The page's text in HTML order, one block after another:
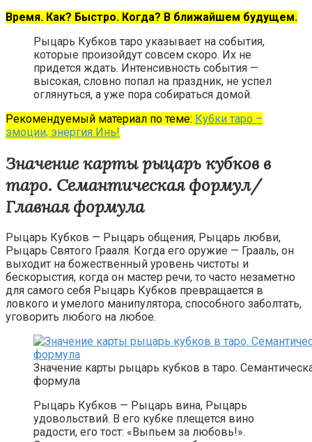
Время. Как? Быстро. Когда? В ближайшем будущем.
Рыцарь Кубков таро указывает на события,
которые произойдут совсем скоро. Их не
придется ждать. Интенсивность события —
высокая, словно попал на праздник, не успел
оглянуться, а уже пора собираться домой.
Рекомендуемый материал по теме: Кубки таро –
эмоции, энергия Инь!
Значение карты рыцарь кубков в
таро. Семантическая формул/
Главная формула
Рыцарь Кубков — Рыцарь общения, Рыцарь любви,
Рыцарь Святого Грааля. Когда его оружие — Грааль, он
выходит на божественный уровень чистоты и
бескорыстия, когда он мастер речи, то часто незаметно
для самого себя Рыцарь Кубков превращается в
ловкого и умелого манипулятора, способного заболтать,
уговорить любого на любое.
Значение карты рыцарь кубков в таро.
формула
Рыцарь Кубков — Рыцарь вина, Рыцарь
удовольствий. В его кубке плещется вино
радости, его тост: «Выпьем за любовь!».